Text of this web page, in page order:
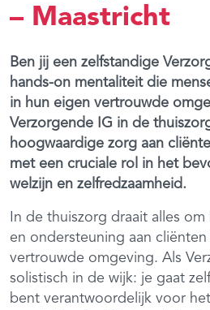
– Maastricht
Ben jij een zelfstandige
hands-on mentaliteit die
in hun eigen vertrouwde
Verzorgende IG in de
hoogwaardige zorg aan
met een cruciale rol in het
welzijn en zelfredzaamheid.
In de thuiszorg draait alles
en ondersteuning aan
vertrouwde omgeving. Als
solistisch in de wijk: je gaat
bent verantwoordelijk voor